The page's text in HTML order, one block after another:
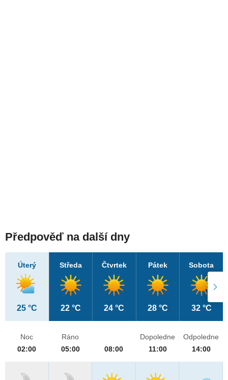
Předpověď na další dny
Úterý
25 °C
Středa
22 °C
Čtvrtek
24 °C
Pátek
28 °C
Sobota
32 °C
Noc
02:00
Ráno
05:00
08:00
Dopoledne
11:00
Odpoledne
14:00